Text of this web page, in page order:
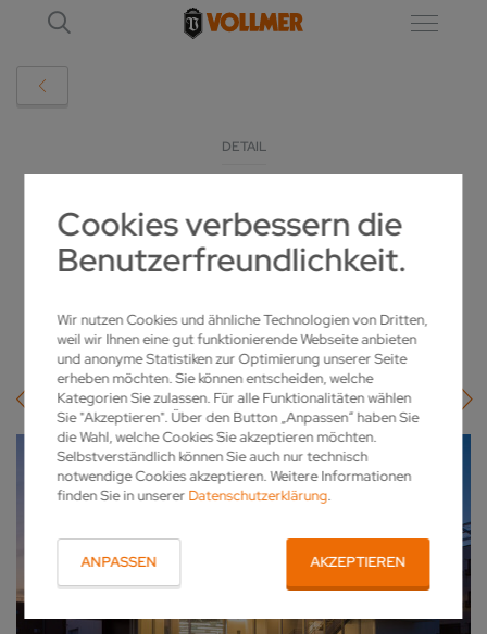
Cookies verbessern die
Benutzerfreundlichkeit.
Wir nutzen Cookies und ähnliche Technologien von Dritten,
weil wir Ihnen eine gut funktionierende Webseite anbieten
und anonyme Statistiken zur Optimierung unserer Seite
erheben möchten. Sie können entscheiden, welche
Kategorien Sie zulassen. Für alle Funktionalitäten wählen
Sie "Akzeptieren". Über den Button „Anpassen“ haben Sie
die Wahl, welche Cookies Sie akzeptieren möchten.
Selbstverständlich können Sie auch nur technisch
notwendige Cookies akzeptieren. Weitere Informationen
finden Sie in unserer Datenschutzerklärung.
ANPASSEN AKZEPTIEREN
DETAIL
INNOVATION UND TRADITION EINT
VOLLMER NEUBAU IN JAPAN
09.11.2021